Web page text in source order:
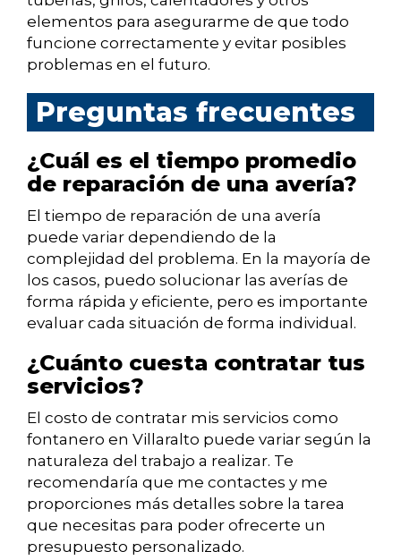
elementos para asegurarme de que todo
funcione correctamente y evitar posibles
problemas en el futuro.
Preguntas frecuentes
¿Cuál es el tiempo promedio
de reparación de una avería?
El tiempo de reparación de una avería
puede variar dependiendo de la
complejidad del problema. En la mayoría de
los casos, puedo solucionar las averías de
forma rápida y eficiente, pero es importante
evaluar cada situación de forma individual.
¿Cuánto cuesta contratar tus
servicios?
El costo de contratar mis servicios como
fontanero en Villaralto puede variar según la
naturaleza del trabajo a realizar. Te
recomendaría que me contactes y me
proporciones más detalles sobre la tarea
que necesitas para poder ofrecerte un
presupuesto personalizado.